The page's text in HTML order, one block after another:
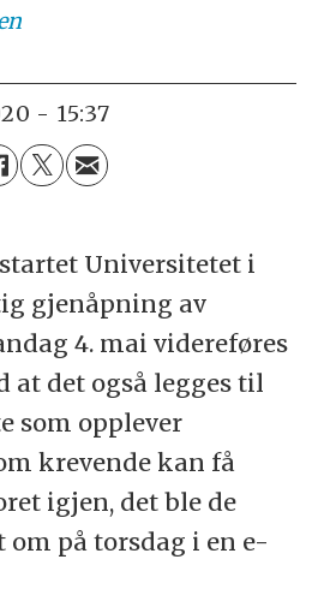
- 15:37
Universitetet i
gjenåpning av
4. mai videreføres
at det også legges til
som opplever
krevende kan få
igjen, det ble de
på torsdag i en e-